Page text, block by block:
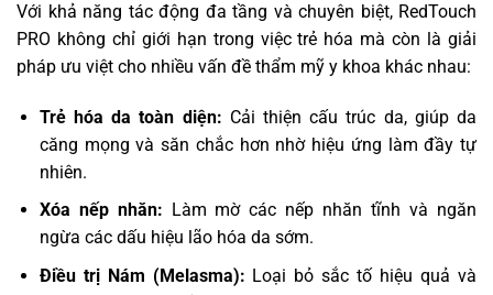
Với khả năng tác động đa tầng và chuyên biệt, RedTouch
PRO không chỉ giới hạn trong việc trẻ hóa mà còn là giải
pháp ưu việt cho nhiều vấn đề thẩm mỹ y khoa khác nhau:
Trẻ hóa da toàn diện: Cải thiện cấu trúc da, giúp da
căng mọng và săn chắc hơn nhờ hiệu ứng làm đầy tự
nhiên.
Xóa nếp nhăn: Làm mờ các nếp nhăn tĩnh và ngăn
ngừa các dấu hiệu lão hóa da sớm.
Điều trị Nám (Melasma): Loại bỏ sắc tố hiệu quả và